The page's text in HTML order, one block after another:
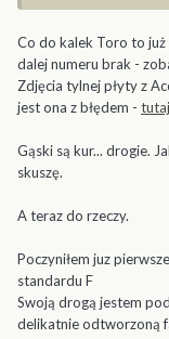
Co do kalek Toro to już
dalej numeru brak -
Zdjęcia tylnej płyty z
jest ona z błędem - tutaj
Gąski są kur... drogie.
skuszę.
A teraz do rzeczy.
Poczyniłem juz
standardu F
Swoją drogą jestem
delikatnie odtworzoną